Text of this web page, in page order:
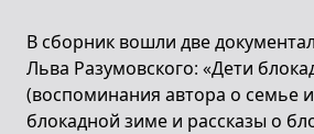
В сборник вошли две
Льва Разумовского: «Дети
(воспоминания автора о семье
блокадной зиме и рассказы о